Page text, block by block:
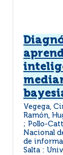
Vegega,
Ramón,
; Pollo-
Nacional
de
Salta :